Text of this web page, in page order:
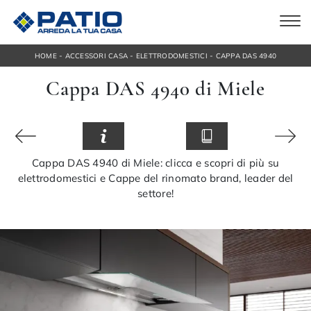
HOME- ACCESSORI CASA - ELETTRODOMESTICI - CAPPA DAS 4940
Cappa DAS 4940 di Miele
Cappa DAS 4940 di Miele: clicca e scopri di più su
elettrodomestici e Cappe del rinomato brand, leader del
settore!